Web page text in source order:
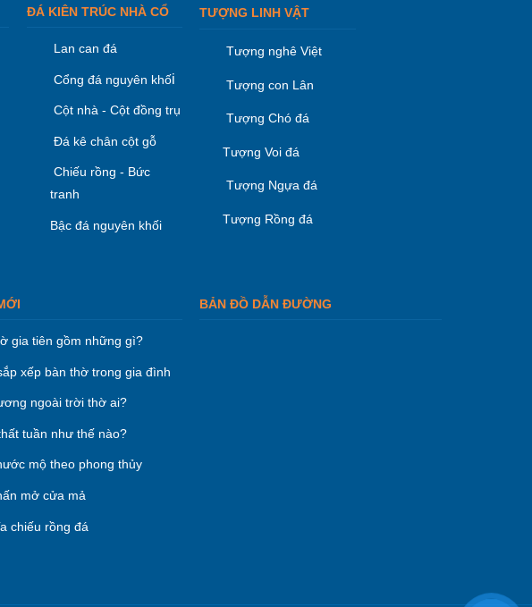
ĐÁ KIÊN TRÚC NHÀ CỔ
Lan can đá
Cổng đá nguyên khối
Cột nhà - Cột đồng trụ
Đá kê chân cột gỗ
Chiếu rồng - Bức
tranh
Bậc đá nguyên khối
TƯỢNG LINH VẬT
Tượng nghê Việt
Tượng con Lân
Tượng Chó đá
Tượng Voi đá
Tượng Ngựa đá
Tượng Rồng đá
gia tiên gồm những gì?
xếp bàn thờ trong gia đình
ngoài trời thờ ai?
tuần như thế nào?
mộ theo phong thủy
mở cửa mả
chiếu rồng đá
BẢN ĐỒ DẪN ĐƯỜNG